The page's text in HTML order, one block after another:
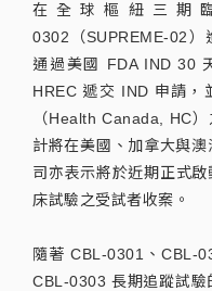
在全球樞紐三期
0302（SUPREME-02
通過美國 FDA IND 30
HREC 遞交 IND 申請
（Health Canada, HC
計將在美國、加拿大與
司亦表示將於近期正式
床試驗之受試者收案。
隨著 CBL-0301、CBL-
CBL-0303 長期追蹤試